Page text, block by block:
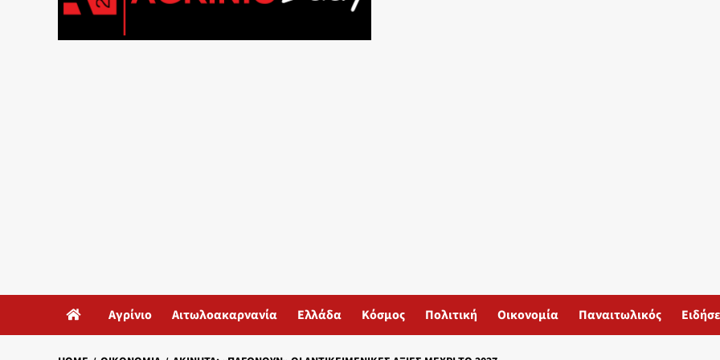
Αγρίνιο Αιτωλοακαρνανία Ελλάδα Κόσμος Πολιτική Οικονομία Παναιτωλικός